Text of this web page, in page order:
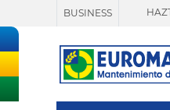
BUSINESS